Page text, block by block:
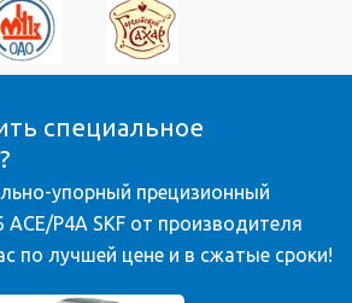
специальное
упорный прецизионный
P4A SKF от производителя
по лучшей цене и в сжатые сроки!